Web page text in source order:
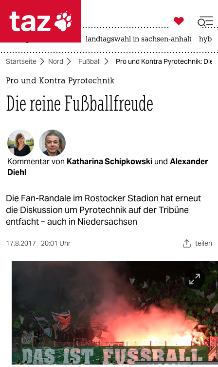
 taz zahl ich
taz zahl ich
politik
öko
gesellschaft
kultur
sport
berlin
nord
wahrheit
veranstaltungen
shop
fragen & hilfe

taz zahl ich
landtagswahl in sachsen-anhalt
Startseite Nord Fußball Pro und Kontra Pyrotechnik: Die
Pro und Kontra Pyrotechnik
Die reine Fußballfreude
Kommentar von Katharina Schipkowski und Alexander
Diehl
Die Fan-Randale im Rostocker Stadion hat erneut
die Diskussion um Pyrotechnik auf der Tribüne
entfacht – auch in Niedersachsen
17.8.2017 20:01 Uhr teilen